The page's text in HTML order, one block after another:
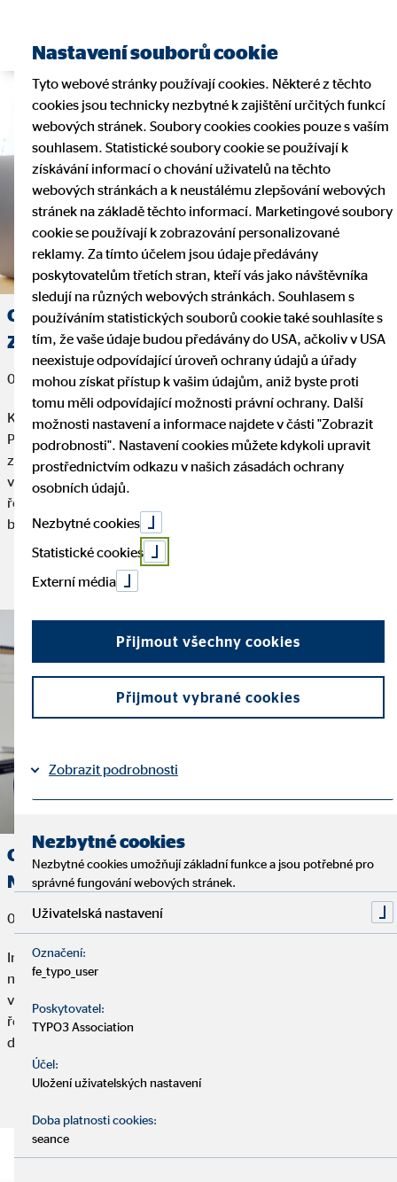
Oblastní ředitel Ing. Alexandr Kučera:
Zapálit lidi může jen ten, kdo sám hoří
06. července 2026
Kariéra v OVB začala pro Alexandra Kučeru zcela nečekaně.
Původně studoval kybernetiku a robotiku a finanční svět mu byl
zcela cizí. Na brigádu se přihlásil s očekáváním práce
v programování, realita ale byla jiná. Dnes je z něj oblastní
ředitel. Vydali jsme se za ním do Prahy, aby nám přiblížil svůj
běžný den a profesní cestu.
Přečtěte si článek:
Oblastní ředitel Ing. Tomáš Rychtrmoc:
Nejvíce jsem hrdý na skvělou partu
01. července 2026
Ing. Tomáš Rychtrmoc se k podnikání dostal s jasným cílem –
naplno se věnovat smysluplnému byznysu a postupně
vybudovat tým, na který by mohl být hrdý. Nyní je z něj oblastní
ředitel a my jsme se za ním vydali na návštěvu
do mladoboleslavské kanceláře.
Nastavení souborů cookie
Tyto webové stránky používají cookies. Některé z těchto
cookies jsou technicky nezbytné k zajištění určitých funkcí
webových stránek. Soubory cookies cookies pouze s vaším
souhlasem. Statistické soubory cookie se používají k
získávání informací o chování uživatelů na těchto
webových stránkách a k neustálému zlepšování webových
stránek na základě těchto informací. Marketingové soubory
cookie se používají k zobrazování personalizované
reklamy. Za tímto účelem jsou údaje předávány
poskytovatelům třetích stran, kteří vás jako návštěvníka
sledují na různých webových stránkách. Souhlasem s
používáním statistických souborů cookie také souhlasíte s
tím, že vaše údaje budou předávány do USA, ačkoliv v USA
neexistuje odpovídající úroveň ochrany údajů a úřady
mohou získat přístup k vašim údajům, aniž byste proti
tomu měli odpovídající možnosti právní ochrany. Další
možnosti nastavení a informace najdete v části "Zobrazit
podrobnosti". Nastavení cookies můžete kdykoli upravit
prostřednictvím odkazu v našich zásadách ochrany
osobních údajů.
Nezbytné cookies
Statistické cookies
Externí média
Přijmout všechny cookies
Přijmout vybrané cookies
Zobrazit podrobnosti
Nezbytné cookies
Nezbytné cookies umožňují základní funkce a jsou potřebné pro
správné fungování webových stránek.
Uživatelská nastavení
Označení:
fe_typo_user
Poskytovatel:
TYPO3 Association
Účel:
Uložení uživatelských nastavení
Doba platnosti cookies:
seance